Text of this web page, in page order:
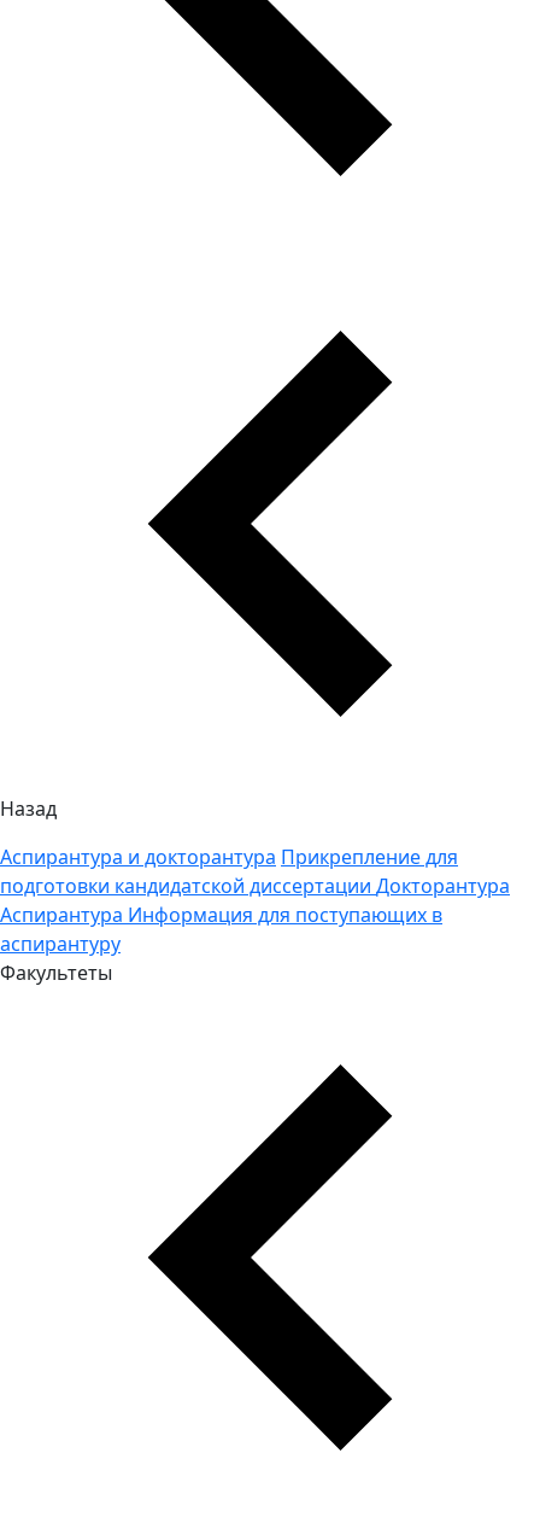
Назад
Аспирантура и докторантура Прикрепление для
подготовки кандидатской диссертации Докторантура
Аспирантура Информация для поступающих в
аспирантуру
Факультеты